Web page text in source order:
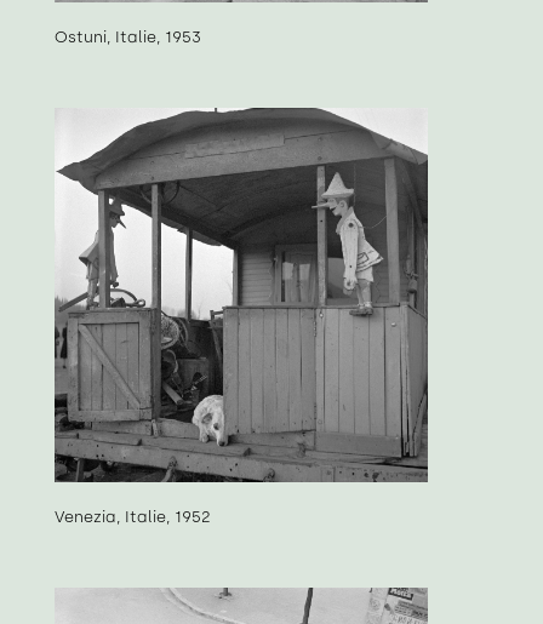
Ostuni, Italie, 1953
Venezia, Italie, 1952